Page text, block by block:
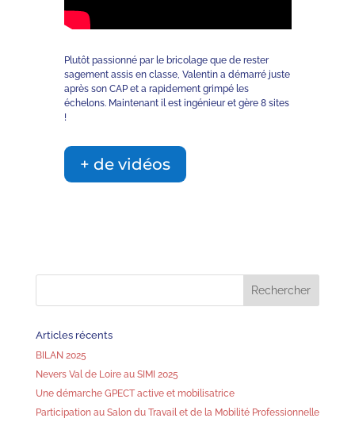
Plutôt passionné par le bricolage que de rester
sagement assis en classe, Valentin a démarré juste
après son CAP et a rapidement grimpé les
échelons. Maintenant il est ingénieur et gère 8 sites
!
+ de vidéos
Articles récents
BILAN 2025
Nevers Val de Loire au SIMI 2025
Une démarche GPECT active et mobilisatrice
Participation au Salon du Travail et de la Mobilité Professionnelle